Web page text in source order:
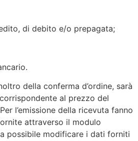
di debito e/o prepagata;
della conferma d’ordine, sarà
al prezzo del
l’emissione della ricevuta fanno
attraverso il modulo
possibile modificare i dati forniti